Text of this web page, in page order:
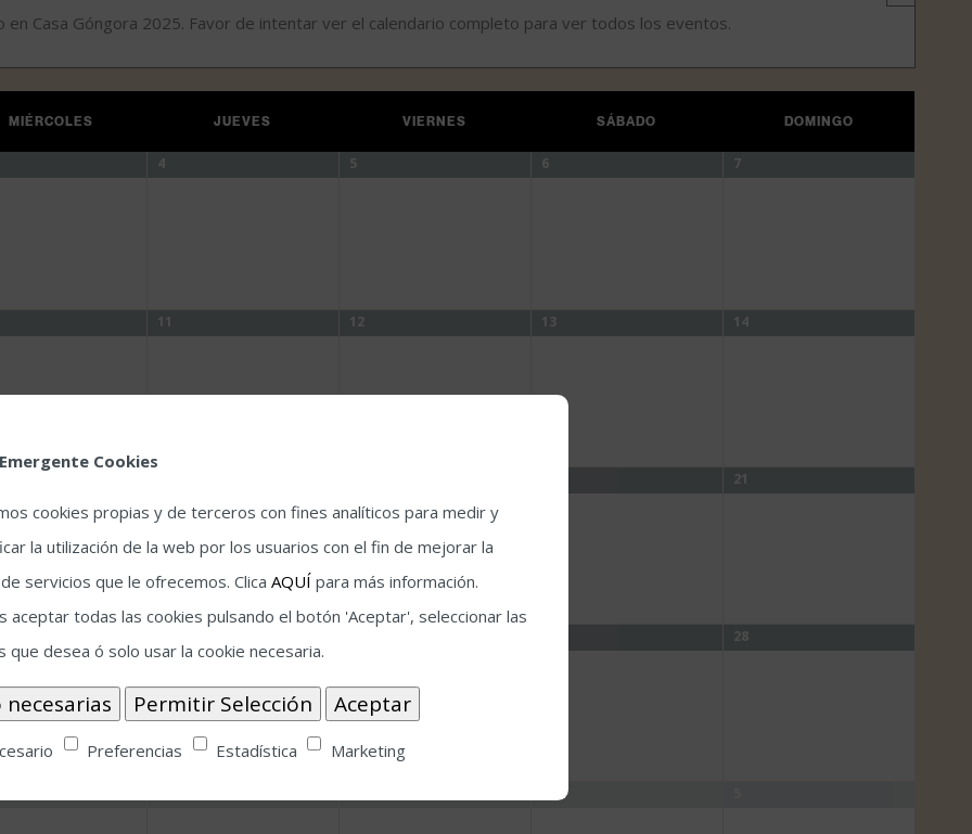
Casa Góngora 2025. Favor de intentar ver el calendario completo para ver todos los eventos.
MIÉRCOLES JUEVES VIERNES SÁBADO DOMINGO
4 5 6 7
11 12 13 14
21
28
Cookies
cookies propias y de terceros con fines analíticos para medir y
la utilización de la web por los usuarios con el fin de mejorar la
servicios que le ofrecemos. Clica AQUÍ para más información.
aceptar todas las cookies pulsando el botón 'Aceptar', seleccionar las
que desea ó solo usar la cookie necesaria.
Preferencias Estadística Marketing